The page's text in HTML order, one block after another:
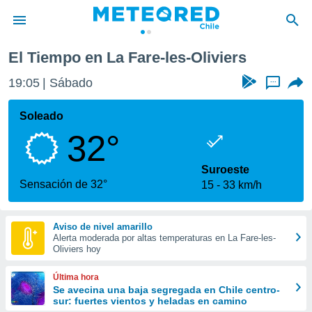
de
por
que se
calidad.
a este
las
y
forma
digital
basada
El Tiempo en La Fare-les-Oliviers
19:06 Sábado ...
Soleado
32°
Sensación de 32°
Suroeste
15
33 km/h
Aviso de nivel amarillo
Alerta moderada por altas temperaturas en La Fare-les-
Oliviers hoy
Última hora
Se avecina una baja segregada en Chile centro-
sur: fuertes vientos y heladas en camino